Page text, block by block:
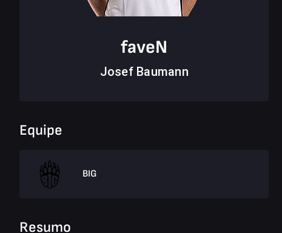
faveN
Josef Baumann
Equipe
BIG
Resumo